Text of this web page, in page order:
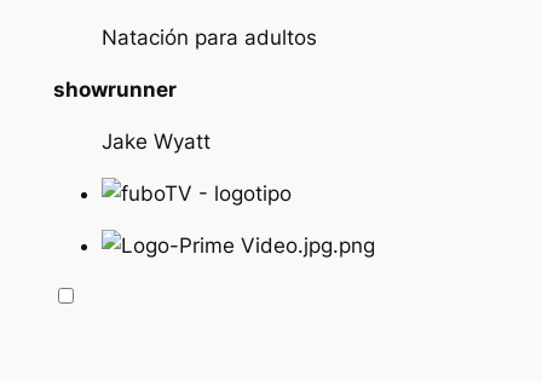
Natación para adultos
showrunner
Jake Wyatt